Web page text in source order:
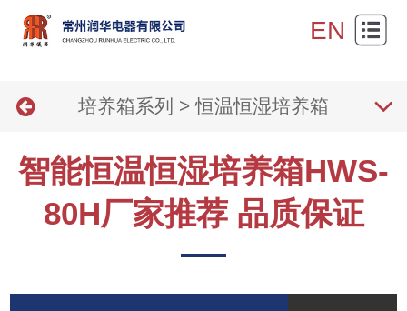
EN
培养箱系列 >恒温恒湿培养箱
智能恒温恒湿培养箱HWS-
80H厂家推荐 品质保证